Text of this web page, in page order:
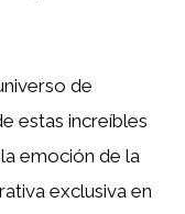
de
estas increíbles
emoción de la
exclusiva en